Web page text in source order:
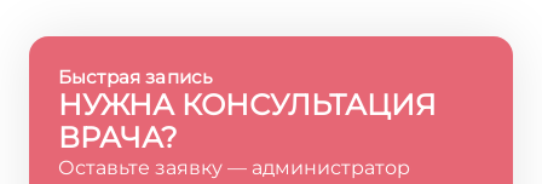
Быстрая запись
НУЖНА КОНСУЛЬТАЦИЯ
ВРАЧА?
Оставьте заявку — администратор